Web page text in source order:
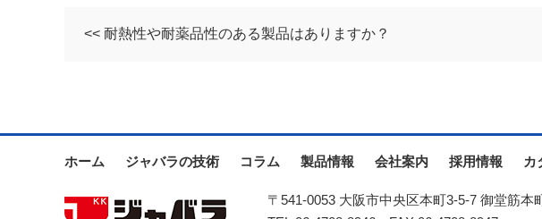
<< 耐熱性や耐薬品性のある製品はありますか？
ホーム ジャバラの技術 コラム 製品情報 会社案内 採用情報 カ
〒541-0053 大阪市中央区本町3-5-7 御堂筋本